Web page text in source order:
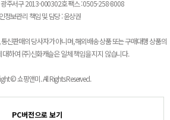
주서구 2013-000302호 팩스 : 0505-258-8008
정보관리 책임 및 담당 : 윤상권
신판매의 당사자가 아니며, 해외배송 상품 또는 구매대행 상품의
대하여 (주)신화캐슬은 일체 책임을 지지 않습니다.
© 쇼핑앤미. All Rights Reserved.
PC버전으로 보기